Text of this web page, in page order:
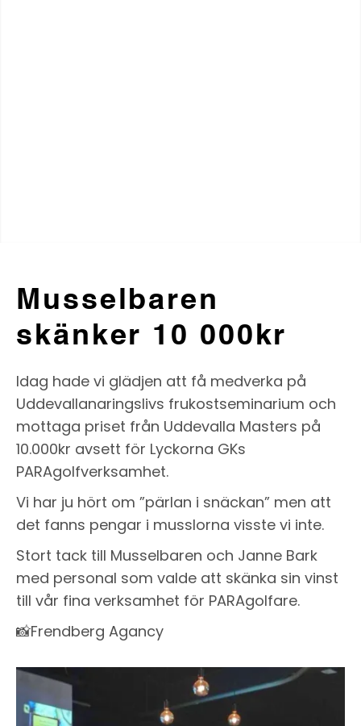
Musselbaren
skänker 10 000kr
Idag hade vi glädjen att få medverka på
Uddevallanaringslivs frukostseminarium och
mottaga priset från Uddevalla Masters på
10.000kr avsett för Lyckorna GKs
PARAgolfverksamhet.
Vi har ju hört om ”pärlan i snäckan” men att
det fanns pengar i musslorna visste vi inte.
Stort tack till Musselbaren och Janne Bark
med personal som valde att skänka sin vinst
till vår fina verksamhet för PARAgolfare.
📸Frendberg Agancy